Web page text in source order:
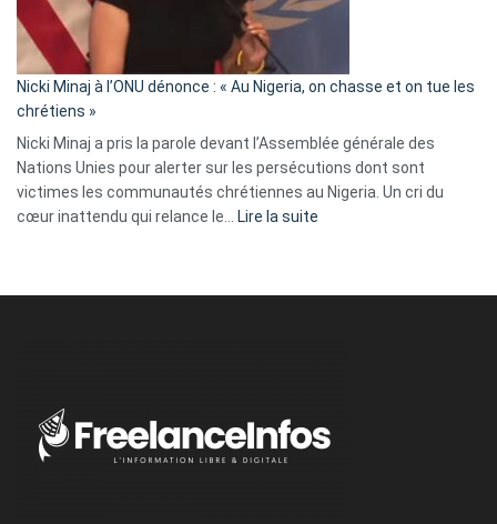
tout
parle
ses
tripes »
Nicki Minaj à l’ONU dénonce : « Au Nigeria, on chasse et on tue les
chrétiens »
Nicki Minaj a pris la parole devant l’Assemblée générale des
Nations Unies pour alerter sur les persécutions dont sont
victimes les communautés chrétiennes au Nigeria. Un cri du
cœur inattendu qui relance le…
Lire la suite
Nigeria,